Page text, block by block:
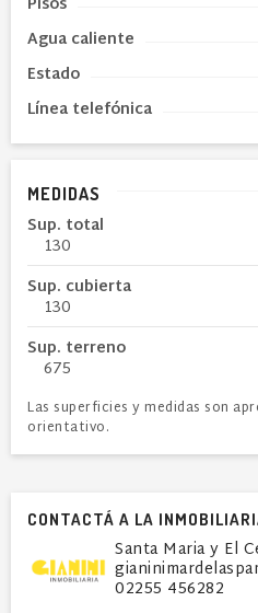
Agua caliente
Estado
Línea telefónica
MEDIDAS
Sup. total
130
Sup. cubierta
130
Sup. terreno
675
Las superficies y medidas son
orientativo.
CONTACTÁ A LA
02255 456282